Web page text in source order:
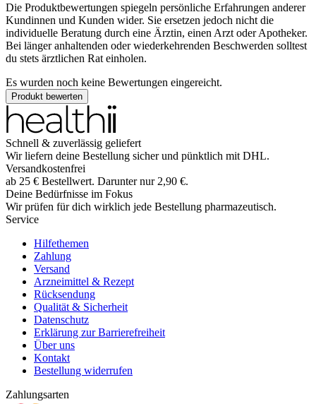
Die Produktbewertungen spiegeln persönliche Erfahrungen anderer
Kundinnen und Kunden wider. Sie ersetzen jedoch nicht die
individuelle Beratung durch eine Ärztin, einen Arzt oder Apotheker.
Bei länger anhaltenden oder wiederkehrenden Beschwerden solltest
du stets ärztlichen Rat einholen.
Es wurden noch keine Bewertungen eingereicht.
Produkt bewerten
Schnell & zuverlässig geliefert
Wir liefern deine Bestellung sicher und pünktlich mit DHL.
Versandkostenfrei
ab 25 € Bestellwert. Darunter nur 2,90 €.
Deine Bedürfnisse im Fokus
Wir prüfen für dich wirklich jede Bestellung pharmazeutisch.
Service
Hilfethemen
Zahlung
Versand
Arzneimittel & Rezept
Rücksendung
Qualität & Sicherheit
Datenschutz
Erklärung zur Barrierefreiheit
Über uns
Kontakt
Bestellung widerrufen
Zahlungsarten